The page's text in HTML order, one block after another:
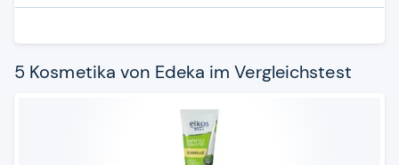
5 Kosmetika von Edeka im Vergleichstest